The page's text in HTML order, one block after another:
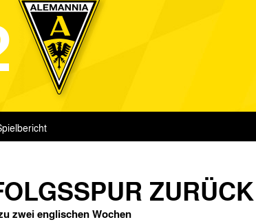
ZURÜCK
zwei englischen Wochen